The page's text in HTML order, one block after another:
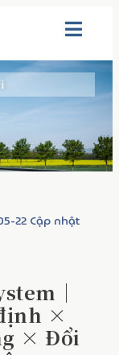
22 Cập nhật
｜
×
× Đổi